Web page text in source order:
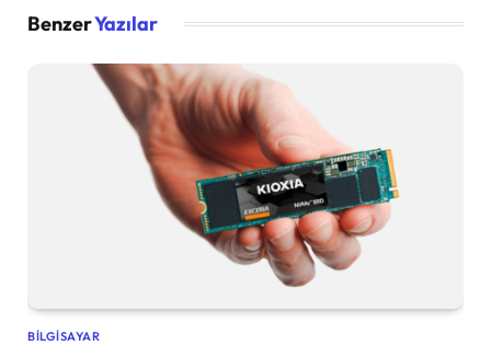
BenzerYazılar
BILGISAYAR